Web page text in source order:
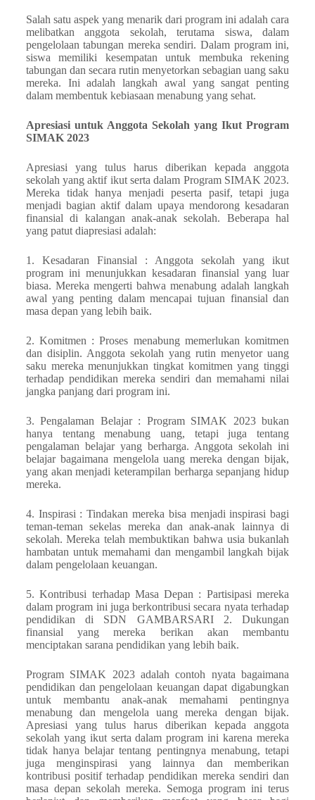
Salah satu aspek yang menarik dari program ini adalah cara
melibatkan anggota sekolah, terutama siswa, dalam
pengelolaan tabungan mereka sendiri. Dalam program ini,
siswa memiliki kesempatan untuk membuka rekening
tabungan dan secara rutin menyetorkan sebagian uang saku
mereka. Ini adalah langkah awal yang sangat penting
dalam membentuk kebiasaan menabung yang sehat.
Apresiasi untuk Anggota Sekolah yang Ikut Program
SIMAK 2023
Apresiasi yang tulus harus diberikan kepada anggota
sekolah yang aktif ikut serta dalam Program SIMAK 2023.
Mereka tidak hanya menjadi peserta pasif, tetapi juga
menjadi bagian aktif dalam upaya mendorong kesadaran
finansial di kalangan anak-anak sekolah. Beberapa hal
yang patut diapresiasi adalah:
1. Kesadaran Finansial : Anggota sekolah yang ikut
program ini menunjukkan kesadaran finansial yang luar
biasa. Mereka mengerti bahwa menabung adalah langkah
awal yang penting dalam mencapai tujuan finansial dan
masa depan yang lebih baik.
2. Komitmen : Proses menabung memerlukan komitmen
dan disiplin. Anggota sekolah yang rutin menyetor uang
saku mereka menunjukkan tingkat komitmen yang tinggi
terhadap pendidikan mereka sendiri dan memahami nilai
jangka panjang dari program ini.
3. Pengalaman Belajar : Program SIMAK 2023 bukan
hanya tentang menabung uang, tetapi juga tentang
pengalaman belajar yang berharga. Anggota sekolah ini
belajar bagaimana mengelola uang mereka dengan bijak,
yang akan menjadi keterampilan berharga sepanjang hidup
mereka.
4. Inspirasi : Tindakan mereka bisa menjadi inspirasi bagi
teman-teman sekelas mereka dan anak-anak lainnya di
sekolah. Mereka telah membuktikan bahwa usia bukanlah
hambatan untuk memahami dan mengambil langkah bijak
dalam pengelolaan keuangan.
5. Kontribusi terhadap Masa Depan : Partisipasi mereka
dalam program ini juga berkontribusi secara nyata terhadap
pendidikan di SDN GAMBARSARI 2. Dukungan
finansial yang mereka berikan akan membantu
menciptakan sarana pendidikan yang lebih baik.
Program SIMAK 2023 adalah contoh nyata bagaimana
pendidikan dan pengelolaan keuangan dapat digabungkan
untuk membantu anak-anak memahami pentingnya
menabung dan mengelola uang mereka dengan bijak.
Apresiasi yang tulus harus diberikan kepada anggota
sekolah yang ikut serta dalam program ini karena mereka
tidak hanya belajar tentang pentingnya menabung, tetapi
juga menginspirasi yang lainnya dan memberikan
kontribusi positif terhadap pendidikan mereka sendiri dan
masa depan sekolah mereka. Semoga program ini terus